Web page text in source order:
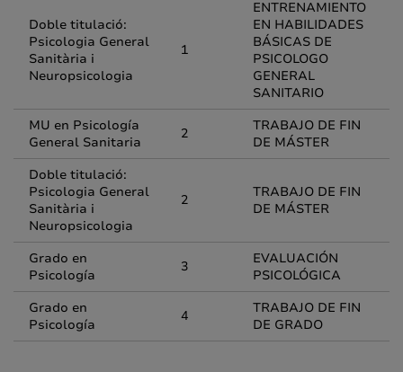
Doble titulació:
Psicologia General
Sanitària i
Neuropsicologia
1
ENTRENAMIENTO
EN HABILIDADES
BÁSICAS DE
PSICOLOGO
GENERAL
SANITARIO
MU en Psicología
General Sanitaria
2
TRABAJO DE FIN
DE MÁSTER
Doble titulació:
Psicologia General
Sanitària i
Neuropsicologia
2
TRABAJO DE FIN
DE MÁSTER
Grado en
Psicología
3
EVALUACIÓN
PSICOLÓGICA
Grado en
Psicología
4
TRABAJO DE FIN
DE GRADO